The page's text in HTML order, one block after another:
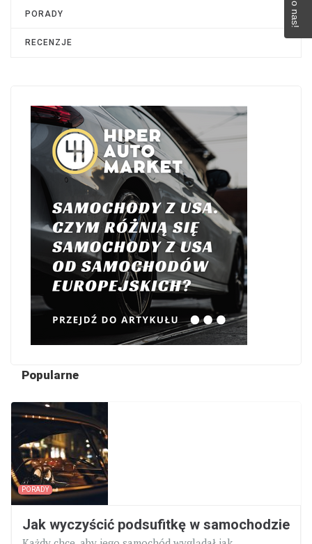
PORADY
RECENZJE
Popularne
PORADY
Jak wyczyścić podsufitkę w samochodzie